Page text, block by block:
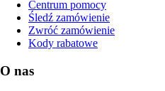
Centrum pomocy
Śledź zamówienie
Zwróć zamówienie
Kody rabatowe
O nas